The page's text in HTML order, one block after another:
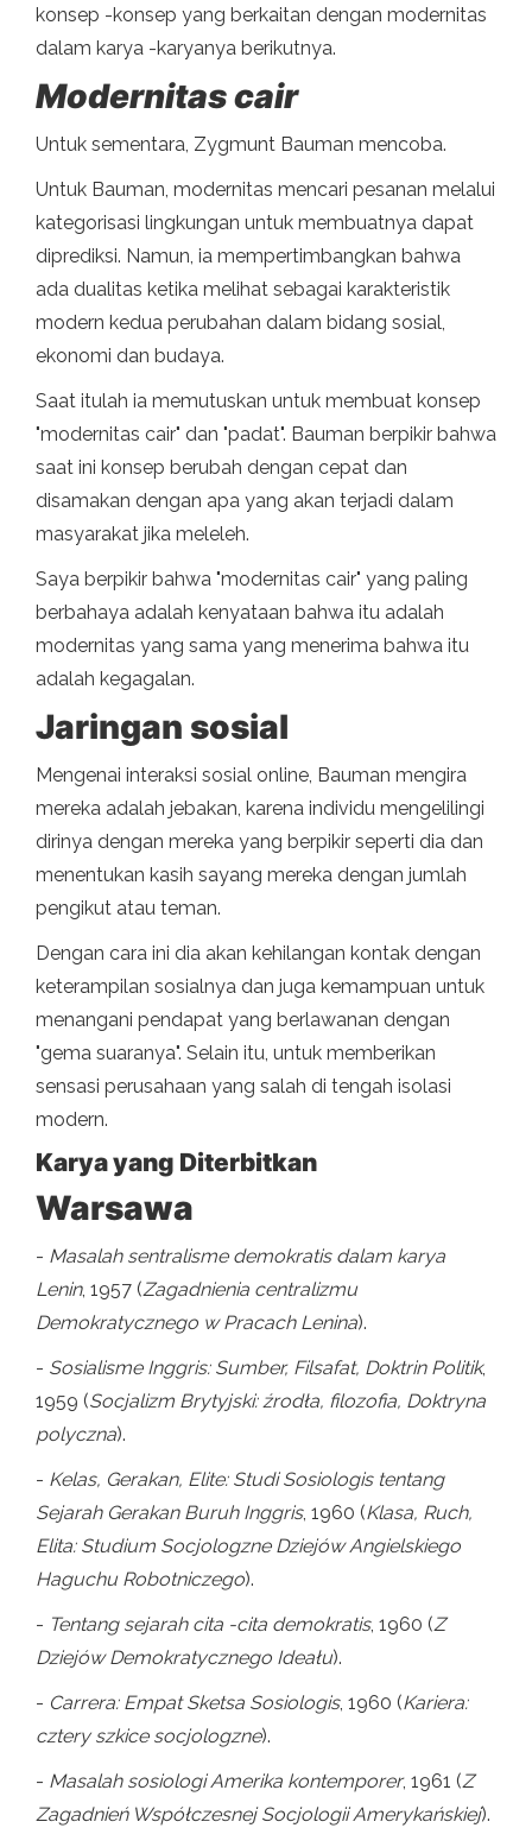
konsep -konsep yang berkaitan dengan modernitas
dalam karya -karyanya berikutnya.
Modernitas cair
Untuk sementara, Zygmunt Bauman mencoba.
Untuk Bauman, modernitas mencari pesanan melalui
kategorisasi lingkungan untuk membuatnya dapat
diprediksi. Namun, ia mempertimbangkan bahwa
ada dualitas ketika melihat sebagai karakteristik
modern kedua perubahan dalam bidang sosial,
ekonomi dan budaya.
Saat itulah ia memutuskan untuk membuat konsep
"modernitas cair" dan "padat". Bauman berpikir bahwa
saat ini konsep berubah dengan cepat dan
disamakan dengan apa yang akan terjadi dalam
masyarakat jika meleleh.
Saya berpikir bahwa "modernitas cair" yang paling
berbahaya adalah kenyataan bahwa itu adalah
modernitas yang sama yang menerima bahwa itu
adalah kegagalan.
Jaringan sosial
Mengenai interaksi sosial online, Bauman mengira
mereka adalah jebakan, karena individu mengelilingi
dirinya dengan mereka yang berpikir seperti dia dan
menentukan kasih sayang mereka dengan jumlah
pengikut atau teman.
Dengan cara ini dia akan kehilangan kontak dengan
keterampilan sosialnya dan juga kemampuan untuk
menangani pendapat yang berlawanan dengan
"gema suaranya". Selain itu, untuk memberikan
sensasi perusahaan yang salah di tengah isolasi
modern.
Karya yang Diterbitkan
Warsawa
- Masalah sentralisme demokratis dalam karya
Lenin, 1957 (Zagadnienia centralizmu
Demokratycznego w Pracach Lenina).
- Sosialisme Inggris: Sumber, Filsafat, Doktrin Politik,
1959 (Socjalizm Brytyjski: źrodła, filozofia, Doktryna
polyczna).
- Kelas, Gerakan, Elite: Studi Sosiologis tentang
Sejarah Gerakan Buruh Inggris, 1960 (Klasa, Ruch,
Elita: Studium Socjologzne Dziejów Angielskiego
Haguchu Robotniczego).
- Tentang sejarah cita -cita demokratis, 1960 (Z
Dziejów Demokratycznego Ideału).
- Carrera: Empat Sketsa Sosiologis, 1960 (Kariera:
cztery szkice socjologzne).
- Masalah sosiologi Amerika kontemporer, 1961 (Z
Zagadnień Współczesnej Socjologii Amerykańskiej).